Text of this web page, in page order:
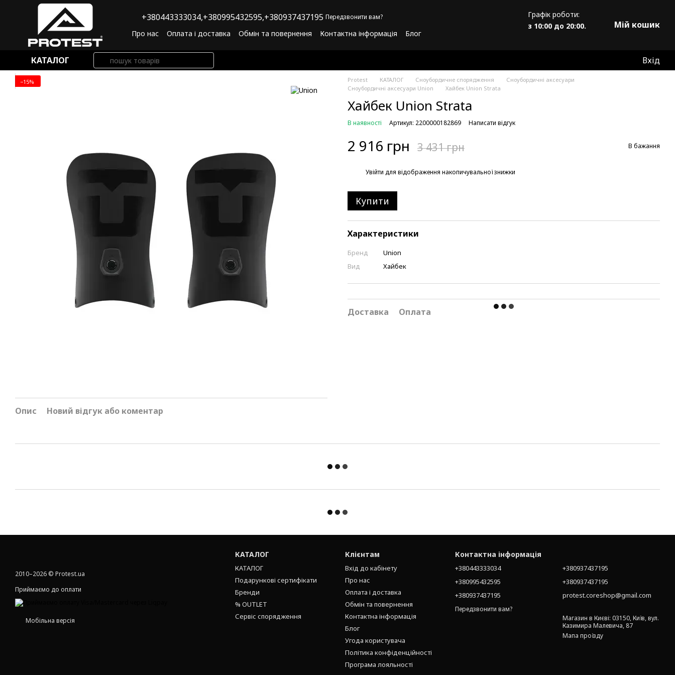
Перейти до основного контенту
+380443333034,+380995432595,+380937437195 Передзвонити вам?
Про нас Оплата і доставка Обмін та повернення Контактна інформація
Блог
Графік роботи:
з 10:00 до 20:00.
Мій кошик
КАТАЛОГ Вхід
−15%
Опис Новий відгук або коментар
Protest КАТАЛОГ Сноубордичне спорядження
Сноубордичні аксесуари
Сноубордичні аксесуари Union
Хайбек Union Strata
Хайбек Union Strata
В наявності Артикул: 2200000182869 Написати відгук
2 916 грн 3 431 грн В бажання
Увійти для відображення накопичувальної знижки
Купити
Характеристики
Бренд
Union
Вид
Хайбек
Доставка Оплата
2010–2026 © Protest.ua
Приймаємо до оплати
Мобільна версія
КАТАЛОГ
КАТАЛОГ
Подарункові сертифікати
Бренди
% OUTLET
Сервіс спорядження
Клієнтам
Вхід до кабінету
Про нас
Оплата і доставка
Обмін та повернення
Контактна інформація
Блог
Угода користувача
Політика конфіденційності
Програма лояльності
Контактна інформація
+380443333034
+380995432595
+380937437195
Передзвонити вам?
+380937437195
+380937437195
protest.coreshop@gmail.com
Магазин в Києві: 03150, Київ, вул.
Казимира Малевича, 87
Мапа проїзду